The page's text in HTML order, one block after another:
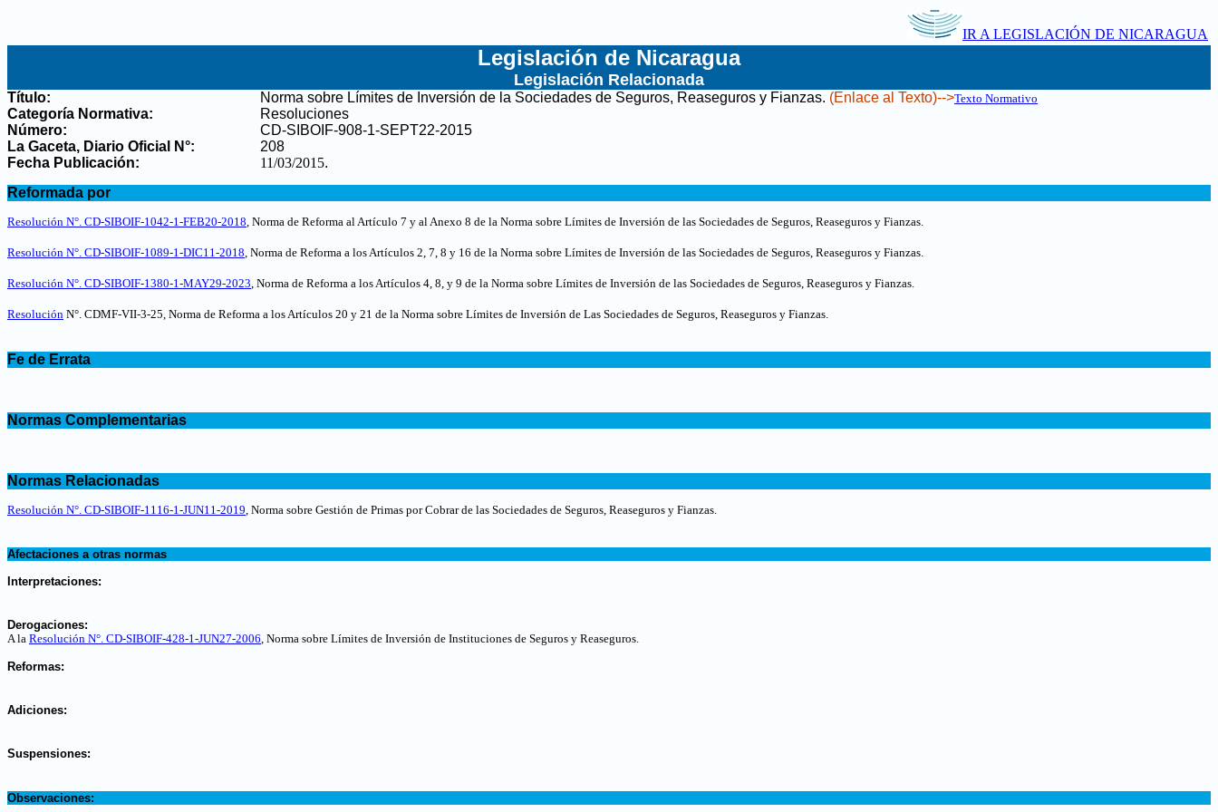
IR A LEGISLACIÓN DE NICARAGUA
Legislación de Nicaragua
Legislación Relacionada
Título: Norma sobre Límites de Inversión de la Sociedades de Seguros, Reaseguros y Fianzas. (Enlace al Texto)-->Texto Normativo
Categoría Normativa:
Resoluciones
Número:
CD-SIBOIF-908-1-SEPT22-2015
La Gaceta, Diario Oficial N°:
208
Fecha Publicación:
11/03/2015.
Reformada por
Resolución N°. CD-SIBOIF-1042-1-FEB20-2018, Norma de Reforma al Artículo 7 y al Anexo 8 de la Norma sobre Límites de Inversión de las Sociedades de Seguros, Reaseguros y Fianzas.
Resolución N°. CD-SIBOIF-1089-1-DIC11-2018, Norma de Reforma a los Artículos 2, 7, 8 y 16 de la Norma sobre Límites de Inversión de las Sociedades de Seguros, Reaseguros y Fianzas.
Resolución N°. CD-SIBOIF-1380-1-MAY29-2023, Norma de Reforma a los Artículos 4, 8, y 9 de la Norma sobre Límites de Inversión de las Sociedades de Seguros, Reaseguros y Fianzas.
Resolución N°. CDMF-VII-3-25, Norma de Reforma a los Artículos 20 y 21 de la Norma sobre Límites de Inversión de Las Sociedades de Seguros, Reaseguros y Fianzas.
Fe de Errata
Normas Complementarias
Normas Relacionadas
Resolución N°. CD-SIBOIF-1116-1-JUN11-2019, Norma sobre Gestión de Primas por Cobrar de las Sociedades de Seguros, Reaseguros y Fianzas.
Afectaciones a otras normas
Interpretaciones:
Derogaciones:
A la Resolución N°. CD-SIBOIF-428-1-JUN27-2006, Norma sobre Límites de Inversión de Instituciones de Seguros y Reaseguros.
Reformas:
Adiciones:
Suspensiones:
Observaciones: